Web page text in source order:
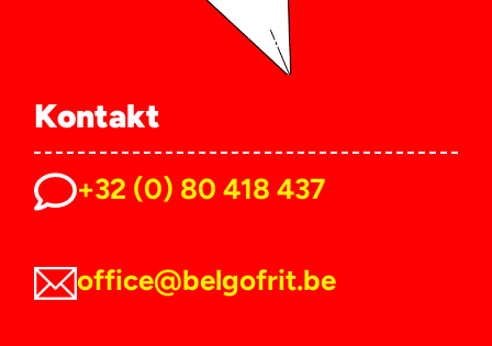
Kontakt
+32 (0) 80 418 437
office@belgofrit.be